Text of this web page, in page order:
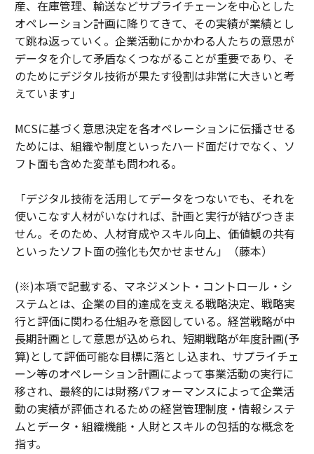
産、在庫管理、輸送などサプライチェーンを中心とした
オペレーション計画に降りてきて、その実績が業績とし
て跳ね返っていく。企業活動にかかわる人たちの意思が
データを介して矛盾なくつながることが重要であり、そ
のためにデジタル技術が果たす役割は非常に大きいと考
えています」
MCSに基づく意思決定を各オペレーションに伝播させる
ためには、組織や制度といったハード面だけでなく、ソ
フト面も含めた変革も問われる。
「デジタル技術を活用してデータをつないでも、それを
使いこなす人材がいなければ、計画と実行が結びつきま
せん。そのため、人材育成やスキル向上、価値観の共有
といったソフト面の強化も欠かせません」（藤本）
(※)本項で記載する、マネジメント・コントロール・シ
ステムとは、企業の目的達成を支える戦略決定、戦略実
行と評価に関わる仕組みを意図している。経営戦略が中
長期計画として意思が込められ、短期戦略が年度計画(予
算)として評価可能な目標に落とし込まれ、サプライチェ
ーン等のオペレーション計画によって事業活動の実行に
移され、最終的には財務パフォーマンスによって企業活
動の実績が評価されるための経営管理制度・情報システ
ムとデータ・組織機能・人財とスキルの包括的な概念を
指す。